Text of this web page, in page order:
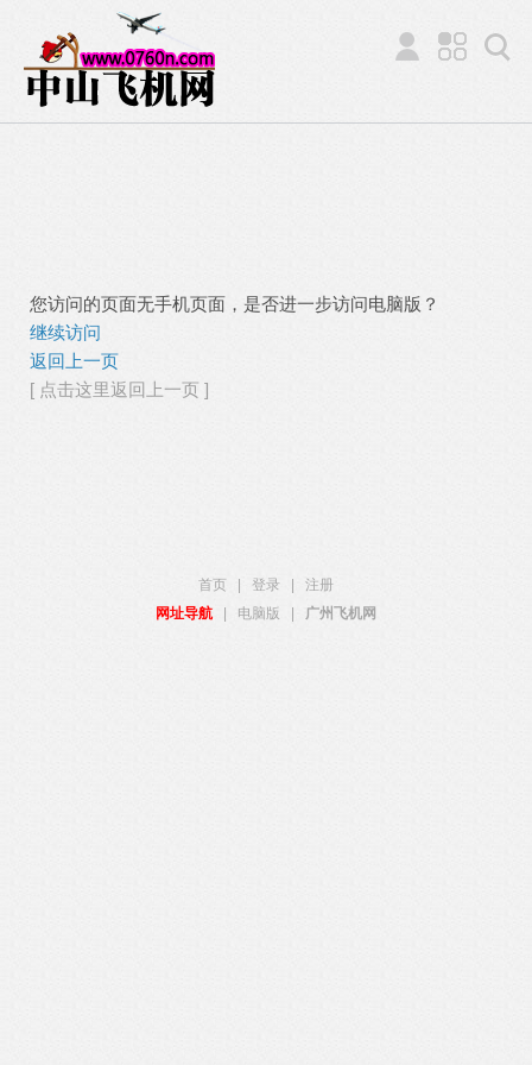
您访问的页面无手机页面，是否进一步访问电脑版？
继续访问
返回上一页
[ 点击这里返回上一页 ]
首页 登录
注册
网址导航
电脑版 广州飞机网